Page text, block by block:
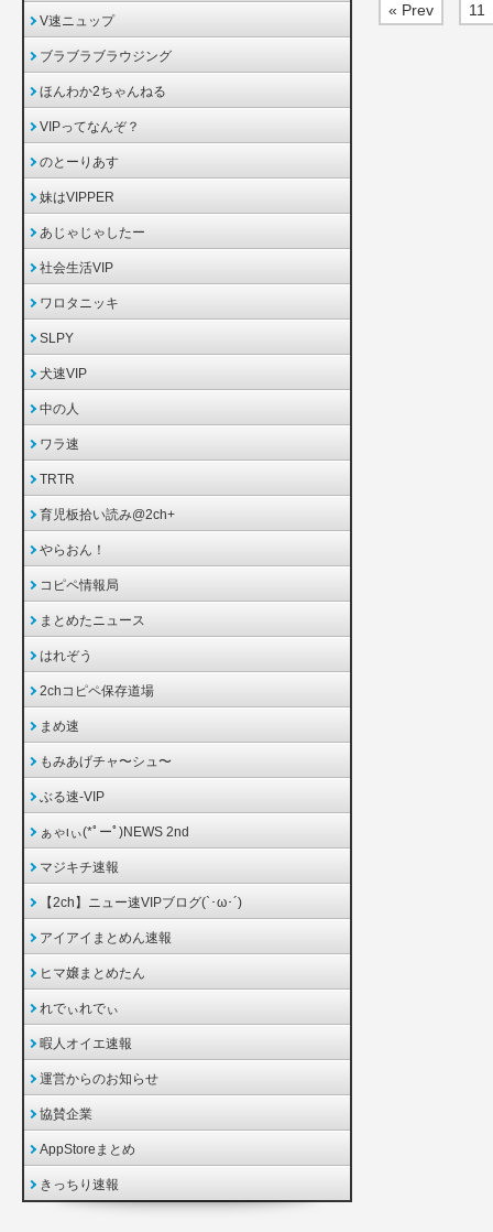
« Prev 11
V速ニュップ
ブラブラブラウジング
ほんわか2ちゃんねる
VIPってなんぞ？
のとーりあす
妹はVIPPER
あじゃじゃしたー
社会生活VIP
ワロタニッキ
SLPY
犬速VIP
中の人
ワラ速
TRTR
育児板拾い読み@2ch+
やらおん！
コピペ情報局
まとめたニュース
はれぞう
2chコピペ保存道場
まめ速
もみあげチャ〜シュ〜
ぶる速-VIP
ぁゃιぃ(*ﾟーﾟ)NEWS 2nd
マジキチ速報
【2ch】ニュー速VIPブログ(`･ω･´)
アイアイまとめん速報
ヒマ嬢まとめたん
れでぃれでぃ
暇人オイエ速報
運営からのお知らせ
協賛企業
AppStoreまとめ
きっちり速報